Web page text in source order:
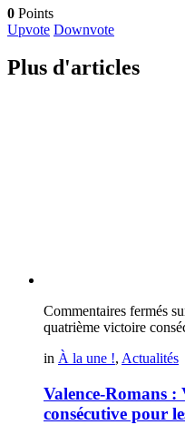
0 Points
Upvote Downvote
Plus d'articles
Commentaires fermés
quatrième victoire
in À la une !, Actualités
Valence-Romans
consécutive pour